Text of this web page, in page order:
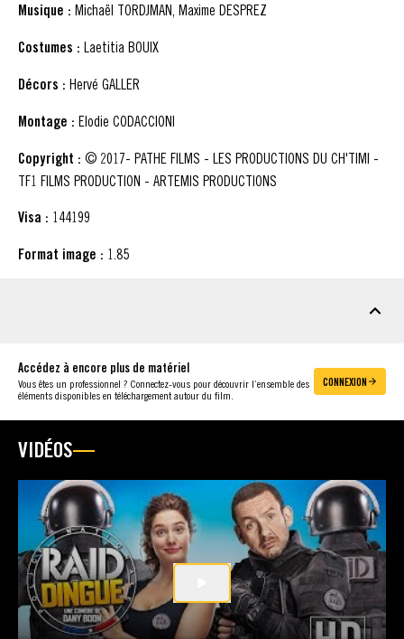
Musique : Michaël TORDJMAN, Maxime DESPREZ
Costumes : Laetitia BOUIX
Décors : Hervé GALLER
Montage : Elodie CODACCIONI
Copyright : © 2017- PATHE FILMS - LES PRODUCTIONS DU CH'TIMI -
TF1 FILMS PRODUCTION - ARTEMIS PRODUCTIONS
Visa : 144199
Format image : 1.85
Accédez à encore plus de matériel
Vous êtes un professionnel ? Connectez-vous pour découvrir l’ensemble des
éléments disponibles en téléchargement autour du film.
CONNEXION
VIDÉOS